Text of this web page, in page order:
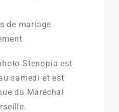
de mariage
Stenopia est
samedi et est
du Maréchal